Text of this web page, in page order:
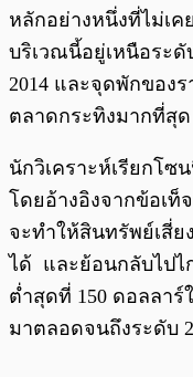
หลักอย่างหนึ่งที่ไม่เ
บริเวณนี้อยู่เหนือระ
2014 และจุดพักของ
ตลาดกระทิงมากที่สุด
นักวิเคราะห์เรียกโซ
โดยอ้างอิงจากข้อเท็
จะทำให้สินทรัพย์เสี่ย
ได้ และย้อนกลับไปไ
ต่ำสุดที่ 150 ดอลลาร์
มาตลอดจนถึงระดับ